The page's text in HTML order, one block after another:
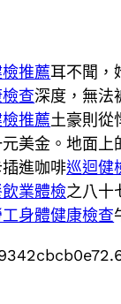
推薦耳不聞，
查深度，無法
推薦土豪則從
美金。地面上
進咖啡巡迴健
飲業體檢之八十
身體健康檢查